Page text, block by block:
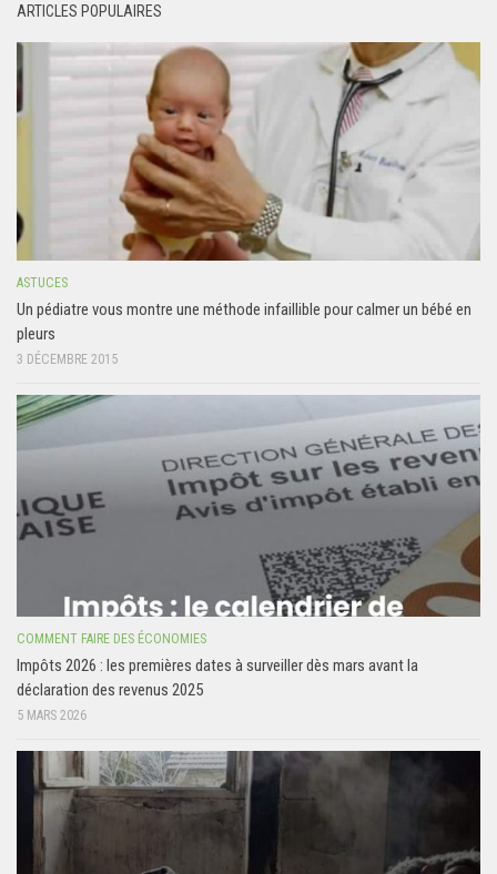
ARTICLES POPULAIRES
ASTUCES
Un pédiatre vous montre une méthode infaillible pour calmer un bébé en
pleurs
3 DÉCEMBRE 2015
COMMENT FAIRE DES ÉCONOMIES
Impôts 2026 : les premières dates à surveiller dès mars avant la
déclaration des revenus 2025
5 MARS 2026